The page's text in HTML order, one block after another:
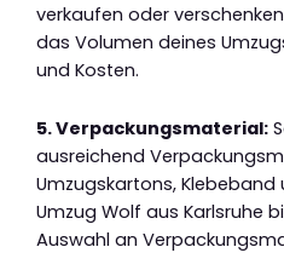
verkaufen oder
das Volumen deines
und Kosten.
5. Verpackungsmaterial:
ausreichend
Umzugskartons,
Umzug Wolf aus Karlsruhe
Auswahl an